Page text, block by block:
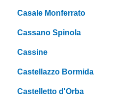
Casale Monferrato
Cassano Spinola
Cassine
Castellazzo Bormida
Castelletto d'Orba